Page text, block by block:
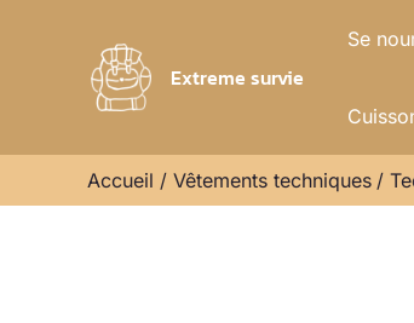
Extreme survie
Se
Accueil Vêtements techniques